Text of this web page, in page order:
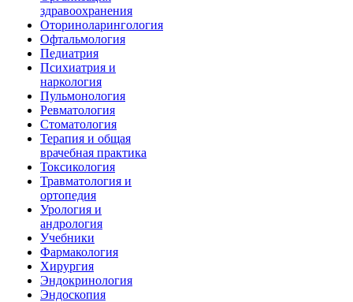
здравоохранения
Оториноларингология
Офтальмология
Педиатрия
Психиатрия и
наркология
Пульмонология
Ревматология
Стоматология
Терапия и общая
врачебная практика
Токсикология
Травматология и
ортопедия
Урология и
андрология
Учебники
Фармакология
Хирургия
Эндокринология
Эндоскопия